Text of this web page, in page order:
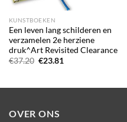
KUNSTBOEKEN
Een leven lang schilderen en
verzamelen 2e herziene
druk^Art Revisited Clearance
€37.20 Oorspronkelijke
€23.81Huidige
OVER ONS